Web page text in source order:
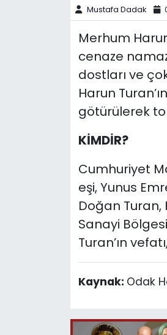
Mustafa Dadak
Merhum
cenaze
dostları ve
Harun
götürülerek
KİMDİR?
Cumhuriyet
eşi, Yunus
Doğan Turan,
Sanayi
Turan’ın
Kaynak: Odak